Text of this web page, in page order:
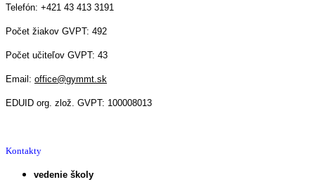
Telefón: +421 43 413 3191
Počet žiakov GVPT: 492
Počet učiteľov GVPT: 43
Email: office@gymmt.sk
EDUID org. zlož. GVPT: 100008013
Kontakty
vedenie školy